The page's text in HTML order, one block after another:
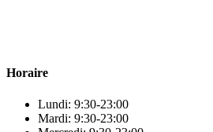
Horaire
Lundi: 9:30-23:00
Mardi: 9:30-23:00